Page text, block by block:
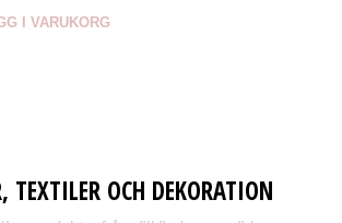
I VARUKORG
TEXTILER OCH DEKORATION